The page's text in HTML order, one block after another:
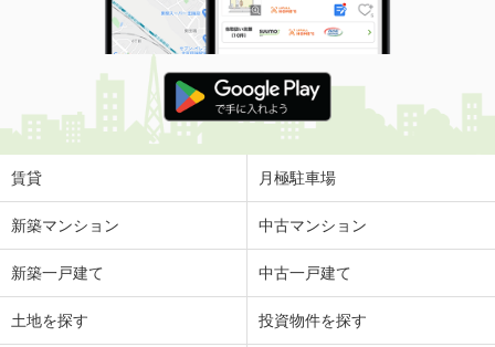
賃貸 月極駐車場
新築マンション 中古マンション
新築一戸建て 中古一戸建て
土地を探す 投資物件を探す